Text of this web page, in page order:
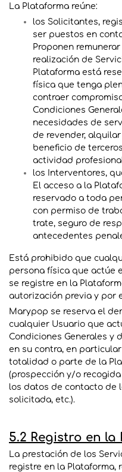
La Plataforma reúne:
los Solicitantes,
ser puestos en
Proponen
realización de
Plataforma está
física que tenga
contraer
Condiciones
necesidades de
de revender,
beneficio de
actividad
los Interventores,
El acceso a la
reservado a toda
con permiso de
trate, seguro de
antecedentes
Está prohibido que
persona física que actúe
se registre en la
autorización previa y por
Marypop se reserva el
cualquier Usuario que
Condiciones Generales y
en su contra, en
totalidad o parte de la
(prospección y/o
los datos de contacto de
solicitada, etc.).
5.2 Registro en la
La prestación de los
registre en la Plataforma,